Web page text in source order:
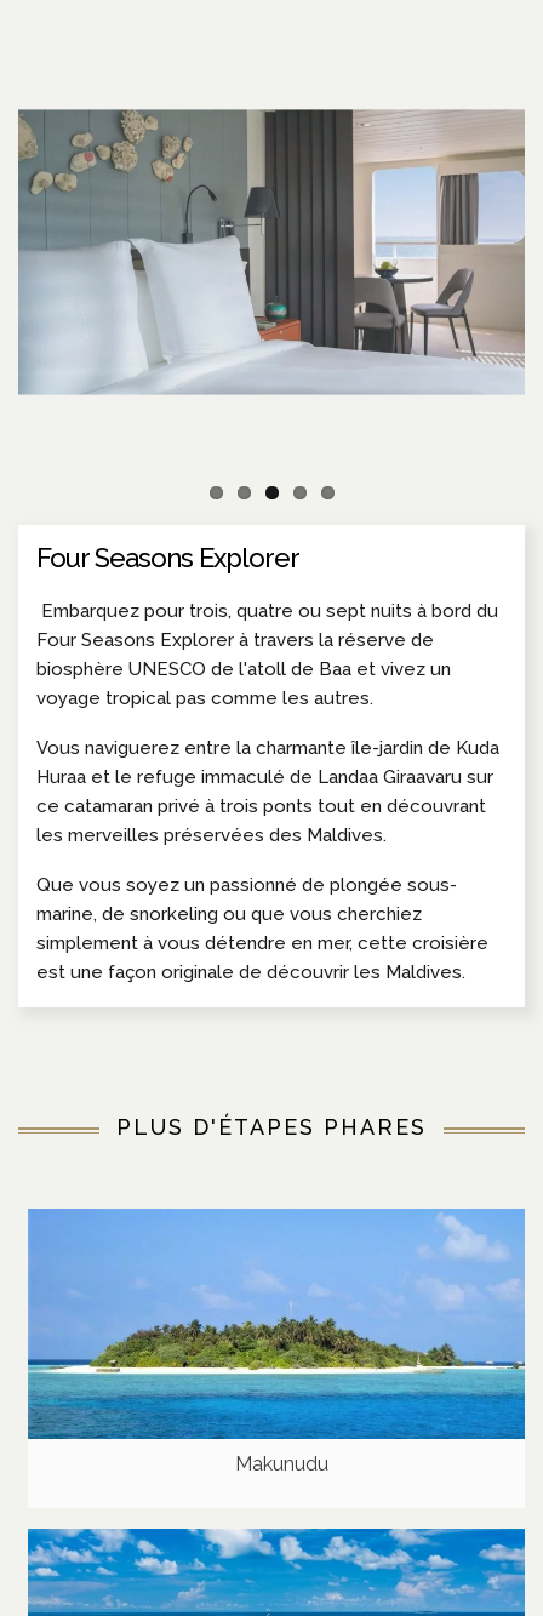
Four Seasons Explorer
Embarquez pour trois, quatre ou sept nuits à bord du
Four Seasons Explorer à travers la réserve de
biosphère UNESCO de l'atoll de Baa et vivez un
voyage tropical pas comme les autres.
Vous naviguerez entre la charmante île-jardin de Kuda
Huraa et le refuge immaculé de Landaa Giraavaru sur
ce catamaran privé à trois ponts tout en découvrant
les merveilles préservées des Maldives.
Que vous soyez un passionné de plongée sous-
marine, de snorkeling ou que vous cherchiez
simplement à vous détendre en mer, cette croisière
est une façon originale de découvrir les Maldives.
PLUS D'ÉTAPES PHARES
Makunudu